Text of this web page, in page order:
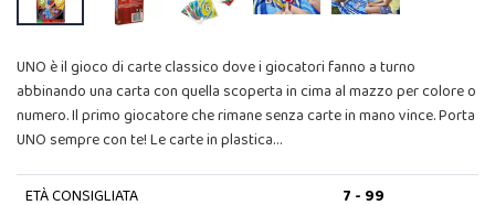
UNO è il gioco di carte classico dove i giocatori fanno a turno
abbinando una carta con quella scoperta in cima al mazzo per colore o
numero. Il primo giocatore che rimane senza carte in mano vince. Porta
UNO sempre con te! Le carte in plastica…
ETÀ CONSIGLIATA 7 - 99